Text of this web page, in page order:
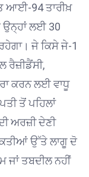
ਆਈ-94 ਤਾਰੀਖ਼
ਉਨ੍ਹਾਂ ਲਈ 30
ਜੇ ਕਿਸੇ ਜੇ-1
ਰੈਜ਼ੀਡੈਂਸੀ,
ਕਰਨ ਲਈ ਵਾਧੂ
ਤੋਂ ਪਹਿਲਾਂ
ਅਰਜ਼ੀ ਦੇਣੀ
ਉੱਤੇ ਲਾਗੂ ਦੋ
ਜਾਂ ਤਬਦੀਲ ਨਹੀਂ